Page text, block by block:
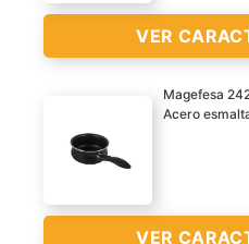
para no derramar ni
salpicar
VER
Aluminio fundido
Apta para todo tipo de
Magefesa
Acero
VER